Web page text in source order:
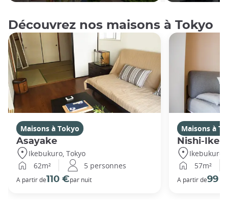
Découvrez nos maisons à Tokyo
Maisons à Tokyo
Asayake
Ikebukuro, Tokyo
62m²
5 personnes
A partir de110 €par nuit
Maisons à
Nishi-
Ikebukuro,
57m²
A partir de99 €